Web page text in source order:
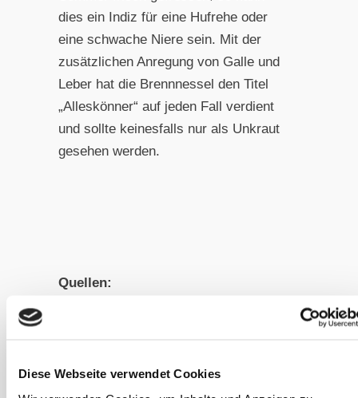
Diese Webseite verwendet Cookies
dies ein Indiz für eine Hufrehe oder
eine schwache Niere sein. Mit der
zusätzlichen Anregung von Galle und
Leber hat die Brennnessel den Titel
„Alleskönner“ auf jeden Fall verdient
und sollte keinesfalls nur als Unkraut
gesehen werden.
Quellen:
Kräuter von A-Z – Der große